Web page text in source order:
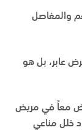
والمفاصل
عابر، بل هو
معاً في مريض
خلل مناعي